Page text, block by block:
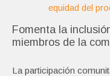
equidad del
Fomenta la
miembros de la
La participación